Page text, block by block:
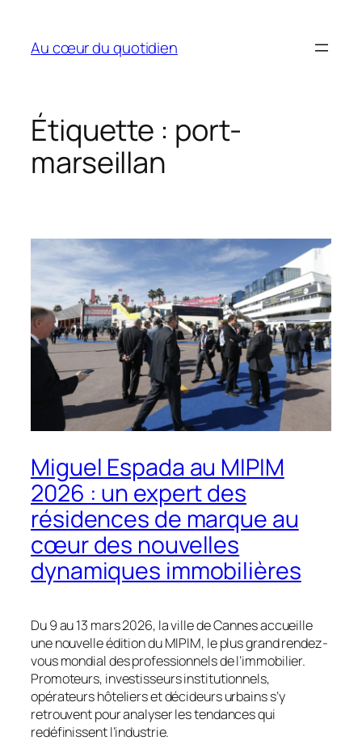
contenu
Au cœur du quotidien
Étiquette : port-
marseillan
Miguel Espada au MIPIM
2026 : un expert des
résidences de marque au
cœur des nouvelles
dynamiques immobilières
Du 9 au 13 mars 2026, la ville de Cannes accueille
une nouvelle édition du MIPIM, le plus grand rendez-
vous mondial des professionnels de l’immobilier.
Promoteurs, investisseurs institutionnels,
opérateurs hôteliers et décideurs urbains s’y
retrouvent pour analyser les tendances qui
redéfinissent l’industrie.